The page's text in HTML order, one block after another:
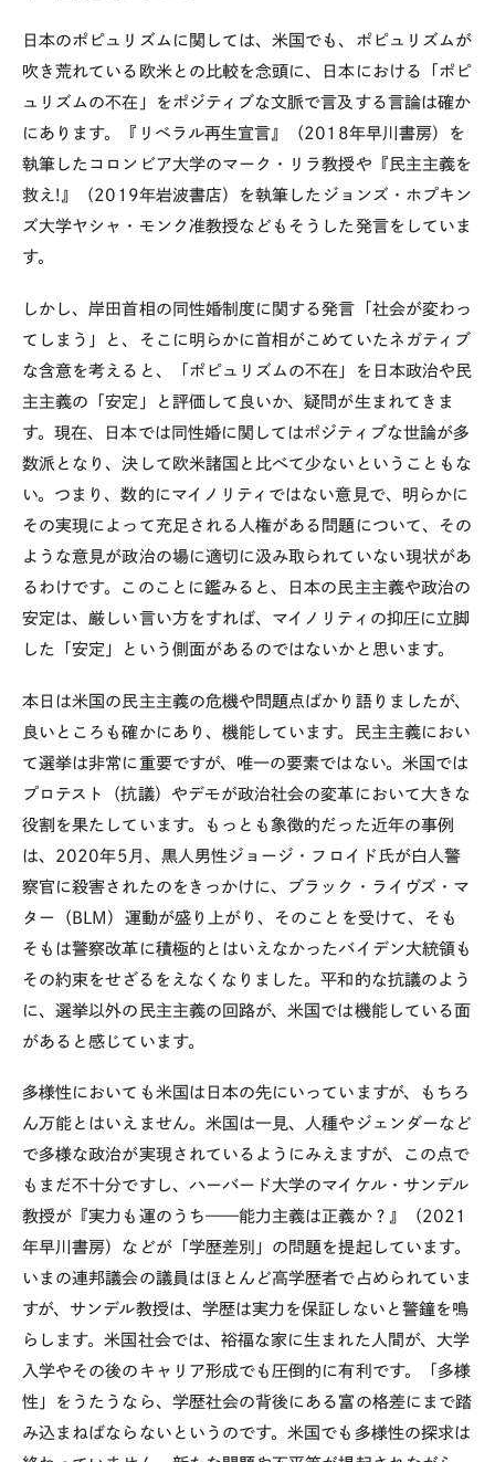
日本のポピュリズムに関しては、米国でも、ポピュリズムが
吹き荒れている欧米との比較を念頭に、日本における「ポピ
ュリズムの不在」をポジティブな文脈で言及する言論は確か
にあります。『リベラル再生宣言』（ 2018年早川書房）を
執筆したコロンビア大学のマーク・リラ教授や『民主主義を
救え!』（ 2019年岩波書店）を執筆したジョンズ・ホプキン
ズ大学ヤシャ・モンク准教授などもそうした発言をしていま
す。
しかし、岸田首相の同性婚制度に関する発言「社会が変わっ
てしまう」と、そこに明らかに首相がこめていたネガティブ
な含意を考えると、「ポピュリズムの不在」を日本政治や民
主主義の「安定」と評価して良いか、疑問が生まれてきま
す。現在、日本では同性婚に関してはポジティブな世論が多
数派となり、決して欧米諸国と比べて少ないということもな
い。つまり、数的にマイノリティではない意見で、明らかに
その実現によって充足される人権がある問題について、その
ような意見が政治の場に適切に汲み取られていない現状があ
るわけです。このことに鑑みると、日本の民主主義や政治の
安定は、厳しい言い方をすれば、マイノリティの抑圧に立脚
した「安定」という側面があるのではないかと思います。
本日は米国の民主主義の危機や問題点ばかり語りましたが、
良いところも確かにあり、機能しています。民主主義におい
て選挙は非常に重要ですが、唯一の要素ではない。米国では
プロテスト（抗議）やデモが政治社会の変革において大きな
役割を果たしています。もっとも象徴的だった近年の事例
は、 2020年5 月、黒人男性ジョージ・フロイド氏が白人警
察官に殺害されたのをきっかけに、ブラック・ライヴズ・マ
ター（BLM ）運動が盛り上がり、そのことを受けて、そも
そもは警察改革に積極的とはいえなかったバイデン大統領も
その約束をせざるをえなくなりました。平和的な抗議のよう
に、選挙以外の民主主義の回路が、米国では機能している面
があると感じています。
多様性においても米国は日本の先にいっていますが、もちろ
ん万能とはいえません。米国は一見、人種やジェンダーなど
で多様な政治が実現されているようにみえますが、この点で
もまだ不十分ですし、ハーバード大学のマイケル・サンデル
教授が『実力も運のうち——能力主義は正義か？』（ 2021
年早川書房）などが「学歴差別」の問題を提起しています。
いまの連邦議会の議員はほとんど高学歴者で占められていま
すが、サンデル教授は、学歴は実力を保証しないと警鐘を鳴
らします。米国社会では、裕福な家に生まれた人間が、大学
入学やその後のキャリア形成でも圧倒的に有利です。「多様
性」をうたうなら、学歴社会の背後にある富の格差にまで踏
み込まねばならないというのです。米国でも多様性の探求は